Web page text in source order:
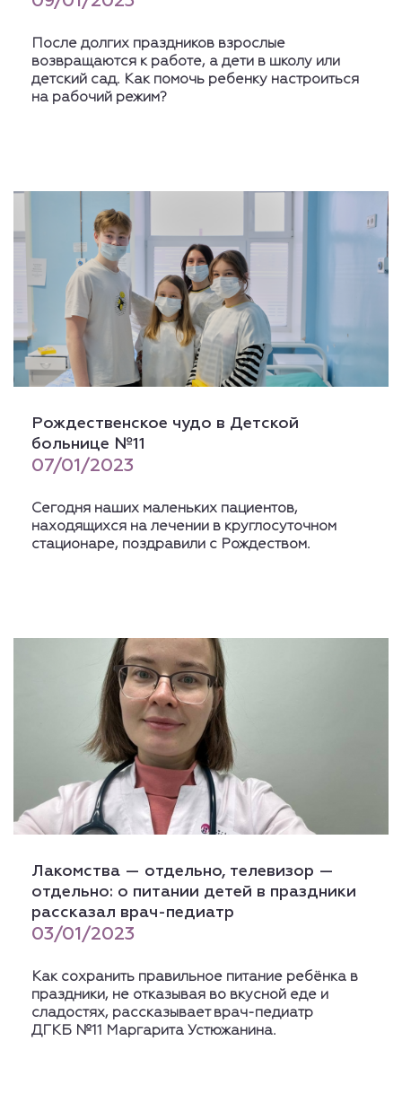
После долгих праздников взрослые
возвращаются к работе, а дети в школу или
детский сад. Как помочь ребенку настроиться
на рабочий режим?
Рождественское чудо в Детской
больнице №11
07/01/2023
Сегодня наших маленьких пациентов,
находящихся на лечении в круглосуточном
стационаре, поздравили с Рождеством.
Лакомства — отдельно, телевизор —
отдельно: о питании детей в праздники
рассказал врач-педиатр
03/01/2023
Как сохранить правильное питание ребёнка в
праздники, не отказывая во вкусной еде и
сладостях, рассказывает врач-педиатр
ДГКБ №11 Маргарита Устюжанина.